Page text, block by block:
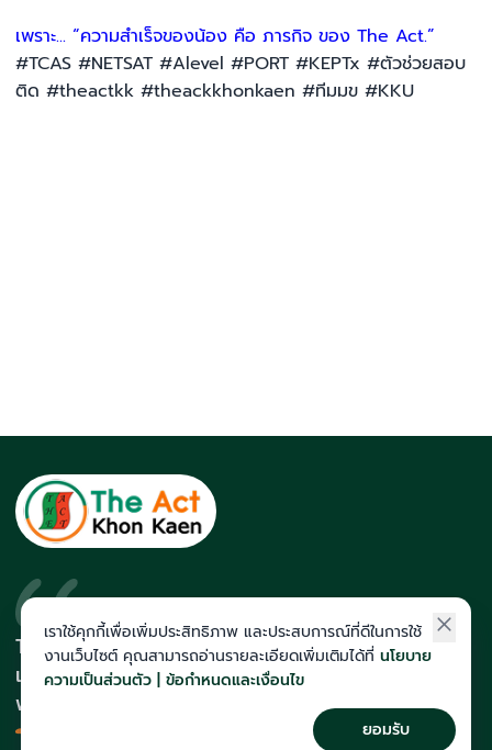
เพราะ... “ความสำเร็จของน้อง คือ ภารกิจ ของ The Act.”
#TCAS #NETSAT #Alevel #PORT #KEPTx #ตัวช่วยสอบ
ติด #theactkk #theackkhonkaen #ทีมมข #KKU
The Act สถาบันที่นักเรียนติดโควตา
และสายแพทย์มากที่สุดในภาคอีสาน
พร้อมทีมคณาจารย์เก็งข้อสอบแม่น
เราใช้คุกกี้เพื่อเพิ่มประสิทธิภาพ และประสบการณ์ที่ดีในการใช้
งานเว็บไซต์ คุณสามารถอ่านรายละเอียดเพิ่มเติมได้ที่ นโยบาย
ความเป็นส่วนตัว | ข้อกำหนดและเงื่อนไข
ยอมรับ